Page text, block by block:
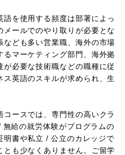
を使用する頻度は部署によっ
ールでのやり取りが必要とな
なども多い営業職、海外の市場
るマーケティング部門、海外拠
が必要な技術職などの職種に従
英語のスキルが求められ、生
コースでは、専門性の高いクラ
給の就労体験がプログラムの
明書や私立 / 公立のカレッジで
とも少なくありません。ご留学